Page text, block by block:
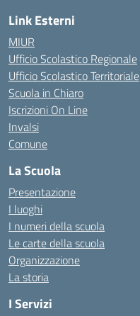
Link Esterni
MIUR
Ufficio Scolastico Regionale
Ufficio Scolastico Territoriale
Scuola in Chiaro
Iscrizioni On Line
Invalsi
Comune
La Scuola
Presentazione
I luoghi
I numeri della scuola
Le carte della scuola
Organizzazione
La storia
I Servizi